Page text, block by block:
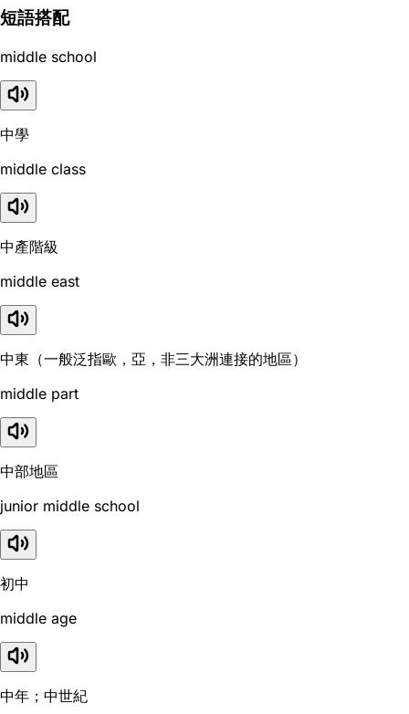
短語搭配
middle school
中學
middle class
中產階級
middle east
中東（一般泛指歐，亞，非三大洲連接的地區）
middle part
中部地區
junior middle school
初中
middle age
中年；中世紀